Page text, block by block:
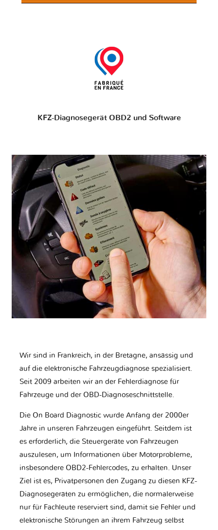
KFZ-Diagnosegerät OBD2 und Software
Wir sind in Frankreich, in der Bretagne, ansässig und
auf die elektronische Fahrzeugdiagnose spezialisiert.
Seit 2009 arbeiten wir an der Fehlerdiagnose für
Fahrzeuge und der OBD-Diagnoseschnittstelle.
Die On Board Diagnostic wurde Anfang der 2000er
Jahre in unseren Fahrzeugen eingeführt. Seitdem ist
es erforderlich, die Steuergeräte von Fahrzeugen
auszulesen, um Informationen über Motorprobleme,
insbesondere OBD2-Fehlercodes, zu erhalten. Unser
Ziel ist es, Privatpersonen den Zugang zu diesen KFZ-
Diagnosegeräten zu ermöglichen, die normalerweise
nur für Fachleute reserviert sind, damit sie Fehler und
elektronische Störungen an ihrem Fahrzeug selbst